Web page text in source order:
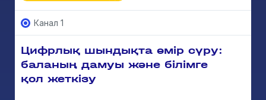
Канал 1
Цифрлық шындықта өмір сүру:
баланың дамуы және білімге
қол жеткізу